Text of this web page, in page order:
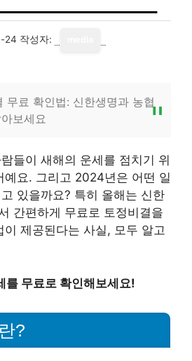
24 작성자:
무료 확인법: 신한생명과 농협
보세요
들이 새해의 운세를 점치기 위
예요. 그리고 2024년은 어떤 일
있을까요? 특히 올해는 신한
간편하게 무료로 토정비결을
이 제공된다는 사실, 모두 알고
무료로 확인해보세요!
?